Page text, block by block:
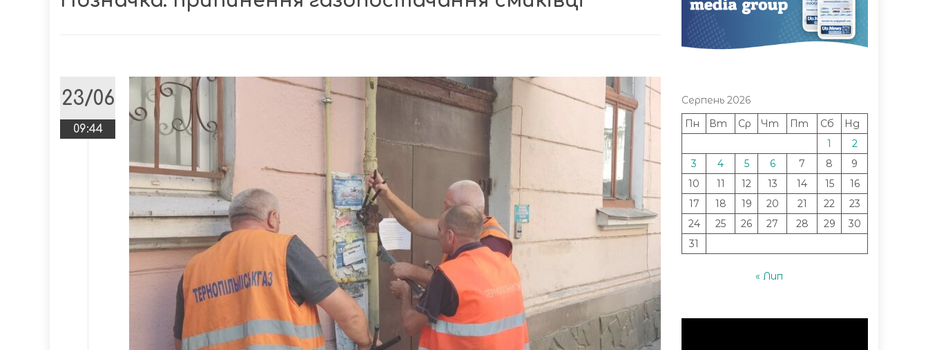
23/06
09:44
Серпень 2026
Пн
Вт Ср Чт Пт Сб
Нд
1
2
3
4 5 6 7 8
9
10
11 12 13 14 15
16
17
18 19 20 21 22
23
24
25 26 27 28 29
30
31
« Лип